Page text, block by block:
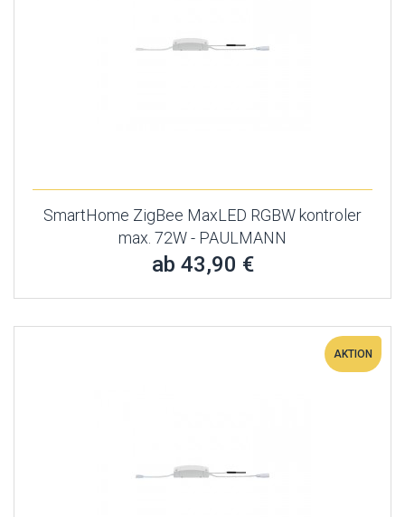
SmartHome ZigBee MaxLED RGBW kontroler
max. 72W - PAULMANN
ab 43,90 €
AKTION